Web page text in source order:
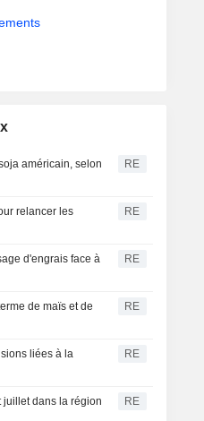
américain, selon
RE
relancer les
RE
d'engrais face à
RE
de maïs et de
RE
liées à la
RE
juillet dans la région
RE